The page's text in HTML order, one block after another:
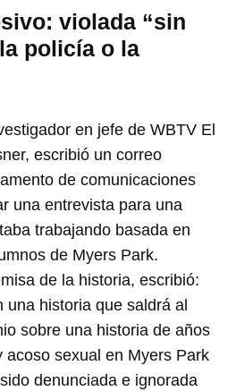
violada “sin
policía o la
en jefe de WBTV El
escribió un correo
de comunicaciones
una entrevista para una
trabajando basada en
de Myers Park.
de la historia, escribió:
una historia que saldrá al
sobre una historia de años
acoso sexual en Myers Park
denunciada e ignorada